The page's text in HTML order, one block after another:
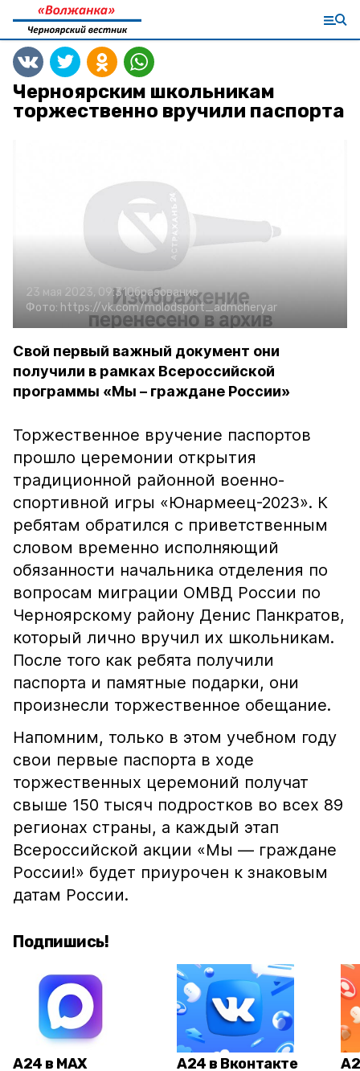
Черноярским школьникам
торжественно вручили паспорта
23 мая 2023, 09:31Образование
Фото: https://vk.com/molodsport_admcheryar
Свой первый важный документ они
получили в рамках Всероссийской
программы «Мы – граждане России»
Торжественное вручение паспортов
прошло церемонии открытия
традиционной районной военно-
спортивной игры «Юнармеец-2023». К
ребятам обратился с приветственным
словом временно исполняющий
обязанности начальника отделения по
вопросам миграции ОМВД России по
Черноярскому району Денис Панкратов,
который лично вручил их школьникам.
После того как ребята получили
паспорта и памятные подарки, они
произнесли торжественное обещание.
Напомним, только в этом учебном году
свои первые паспорта в ходе
торжественных церемоний получат
свыше 150 тысяч подростков во всех 89
регионах страны, а каждый этап
Всероссийской акции «Мы — граждане
России!» будет приурочен к знаковым
датам России.
Подпишись!
А24 в MAX А24 в Вконтакте